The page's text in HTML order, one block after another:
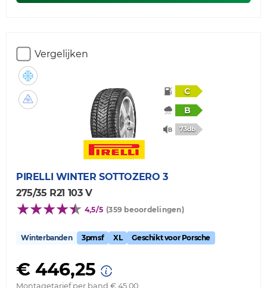
Vergelijken
C
B
73db
PIRELLI WINTER SOTTOZERO 3
275/35 R21 103 V
4,5/5 (359 beoordelingen)
Winterbanden 3pmsf XL Geschikt voor Porsche
€ 446,25
Montagetarief per band € 45,00